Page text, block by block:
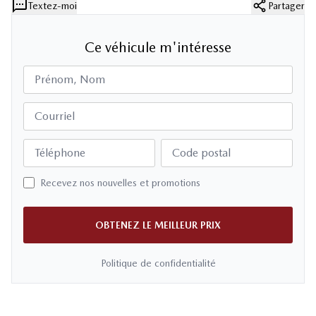
Textez-moi Partager
Ce véhicule m'intéresse
Prénom, Nom
Courriel
Téléphone Code postal
Recevez nos nouvelles et promotions
OBTENEZ LE MEILLEUR PRIX
Politique de confidentialité